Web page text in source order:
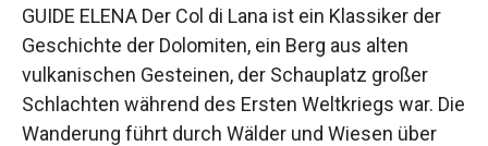
GUIDE ELENA Der Col di Lana ist ein Klassiker der
Geschichte der Dolomiten, ein Berg aus alten
vulkanischen Gesteinen, der Schauplatz großer
Schlachten während des Ersten Weltkriegs war. Die
Wanderung führt durch Wälder und Wiesen über